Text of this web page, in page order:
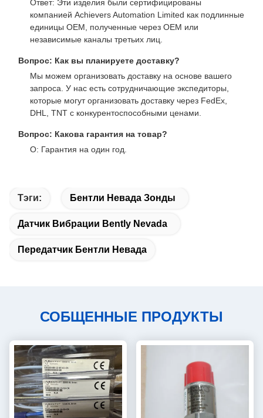
Ответ: Эти изделия были сертифицированы
компанией Achievers Automation Limited как подлинные
единицы OEM, полученные через OEM или
независимые каналы третьих лиц.
Вопрос: Как вы планируете доставку?
Мы можем организовать доставку на основе вашего
запроса. У нас есть сотрудничающие экспедиторы,
которые могут организовать доставку через FedEx,
DHL, TNT с конкурентоспособными ценами.
Вопрос: Какова гарантия на товар?
О: Гарантия на один год.
Тэги: Бентли Невада Зонды
Датчик Вибрации Bently Nevada
Передатчик Бентли Невада
СОБЩЕННЫЕ ПРОДУКТЫ